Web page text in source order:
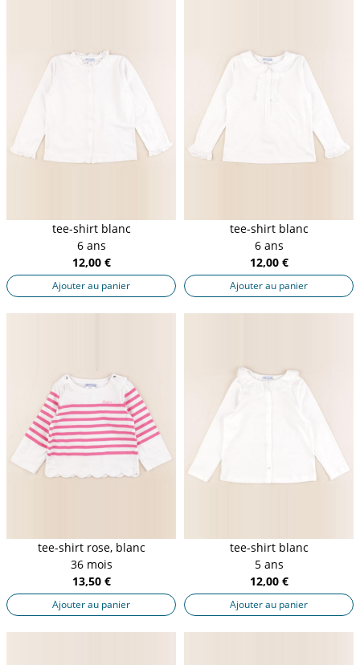
tee-shirt blanc
6 ans
12,00 €
Ajouter au panier
tee-shirt blanc
6 ans
12,00 €
Ajouter au panier
tee-shirt rose, blanc
36 mois
13,50 €
Ajouter au panier
tee-shirt blanc
5 ans
12,00 €
Ajouter au panier